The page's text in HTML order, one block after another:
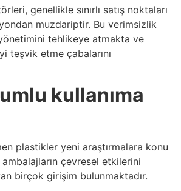
genellikle sınırlı satış noktaları
muzdariptir. Bu verimsizlik
tehlikeye atmakta ve
teşvik etme çabalarını
kullanıma
plastikler yeni araştırmalara konu
çevresel etkilerini
birçok girişim bulunmaktadır.